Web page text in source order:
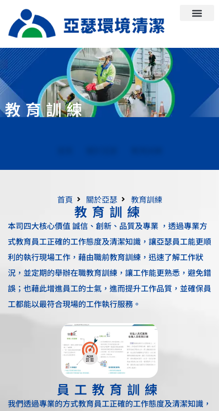
教育訓練
首頁 關於亞瑟 教育訓練
教育訓練
本司四大核心價值 誠信、創新、品質及專業 ，透過專業方
式教育員工正確的工作態度及清潔知識，讓亞瑟員工能更順
利的執行現場工作，藉由職前教育訓練，迅速了解工作狀
況，並定期的舉辦在職教育訓練，讓工作能更熟悉，避免錯
誤；也藉此增進員工的士氣，進而提升工作品質，並確保員
工都能以最符合現場的工作執行服務。
員工教育訓練
我們透過專業的方式教育員工正確的工作態度及清潔知識，